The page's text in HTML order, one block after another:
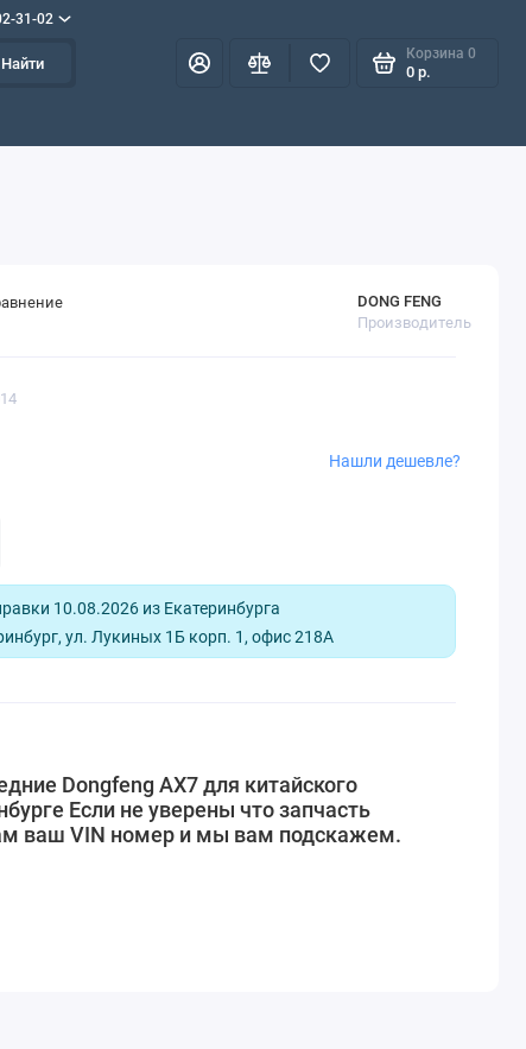
31-02
Найти
Корзина 0
0 р.
DONG FENG
Производитель
Нашли дешевле?
10.08.2026 из Екатеринбурга
ул. Лукиных 1Б корп. 1, офис 218А
Dongfeng AX7 для китайского
Если не уверены что запчасть
ваш VIN номер и мы вам подскажем.